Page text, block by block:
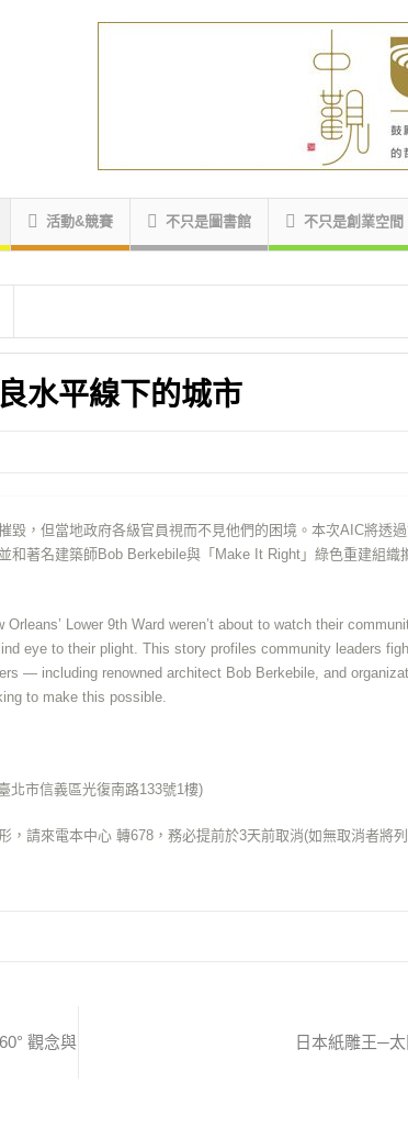
活動&競賽 不只是圖書館 不只是創業空間
水平線下的城市
毀，但當地政府各級官員視而不見他們的困境。本次AIC將透
和著名建築師Bob Berkebile與「Make It Right」綠色重建組織
Lower 9th Ward weren’t about to watch their
eye to their plight. This story profiles community leaders
— including renowned architect Bob Berkebile, and
to make this possible.
北市信義區光復南路133號1樓)
請來電本中心 轉678，務必提前於3天前取消(如無取消者將列
觀念與
日本紙雕王─